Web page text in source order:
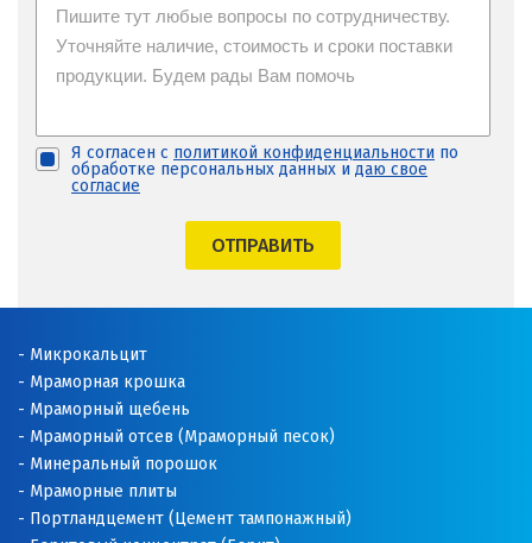
Я согласен с политикой конфиденциальности по
обработке персональных данных и даю свое
согласие
ОТПРАВИТЬ
Микрокальцит
Мраморная крошка
Мраморный щебень
Мраморный отсев (Мраморный песок)
Минеральный порошок
Мраморные плиты
Портландцемент (Цемент тампонажный)